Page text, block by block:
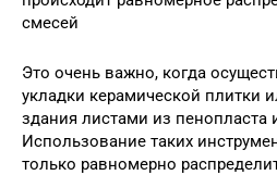
смесей
Это очень важно, когда
укладки керамической плитки
здания листами из пенопласта
Использование таких
только равномерно